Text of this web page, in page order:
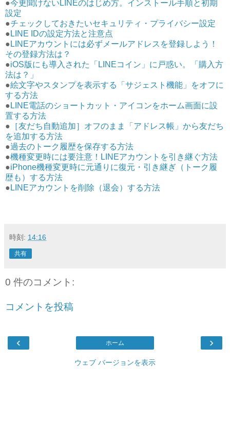
●今更聞けないLINEのはじめ方。インストール手順と初期
設定
●チェックしておきたいセキュリティ・プライバシー設定
● LINE IDの設定方法と注意点
● LINEアカウントには必ずメールアドレスを登録しよう！
その登録方法は？
●iOS版にも導入された「LINEコイン」に戸惑い。「購入方
法は？」
●絵文字やスタンプを表示する「サジェスト機能」をオフに
する方法
● LINE電話のショートカット・アイコンをホーム画面に設
置する方法
● ［友だち自動追加］オフのまま「アドレス帳」から友だち
を追加する方法
●過去のトーク履歴を保存する方法
●機種変更時には要注意！LINEアカウントを引き継ぐ方法
●iPhone機種変更時に元通りに復元・引き継ぎ（トーク履
歴も）する方法
● LINEアカウントを削除（退会）する方法
時刻: 14:16
共有
0 件のコメント:
コメントを投稿
‹ ›
ホーム
ウェブ バージョンを表示